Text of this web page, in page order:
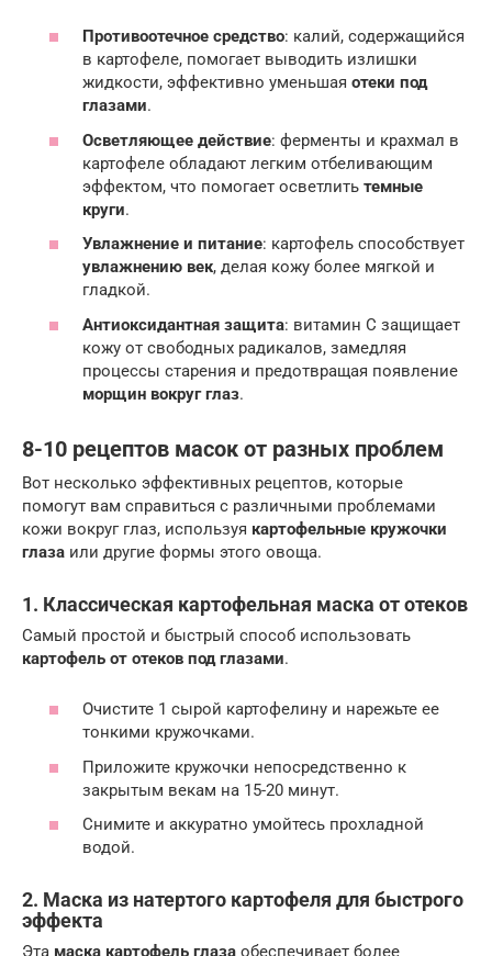
Противоотечное средство: калий, содержащийся
в картофеле, помогает выводить излишки
жидкости, эффективно уменьшая отеки под
глазами.
Осветляющее действие: ферменты и крахмал в
картофеле обладают легким отбеливающим
эффектом, что помогает осветлить темные
круги.
Увлажнение и питание: картофель способствует
увлажнению век, делая кожу более мягкой и
гладкой.
Антиоксидантная защита: витамин C защищает
кожу от свободных радикалов, замедляя
процессы старения и предотвращая появление
морщин вокруг глаз.
8-10 рецептов масок от разных проблем
Вот несколько эффективных рецептов, которые
помогут вам справиться с различными проблемами
кожи вокруг глаз, используя картофельные кружочки
глаза или другие формы этого овоща.
1. Классическая картофельная маска от отеков
Самый простой и быстрый способ использовать
картофель от отеков под глазами.
Очистите 1 сырой картофелину и нарежьте ее
тонкими кружочками.
Приложите кружочки непосредственно к
закрытым векам на 15-20 минут.
Снимите и аккуратно умойтесь прохладной
водой.
2. Маска из натертого картофеля для быстрого
эффекта
Эта маска картофель глаза обеспечивает более